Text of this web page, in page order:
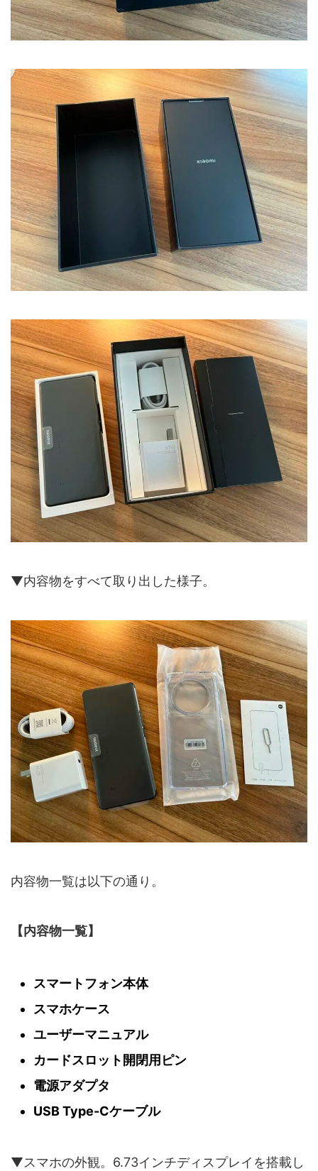
▼内容物をすべて取り出した様子。
内容物一覧は以下の通り。
【内容物一覧】
スマートフォン本体
スマホケース
ユーザーマニュアル
カードスロット開閉用ピン
電源アダプタ
USB Type-Cケーブル
▼スマホの外観。6.73インチディスプレイを搭載し